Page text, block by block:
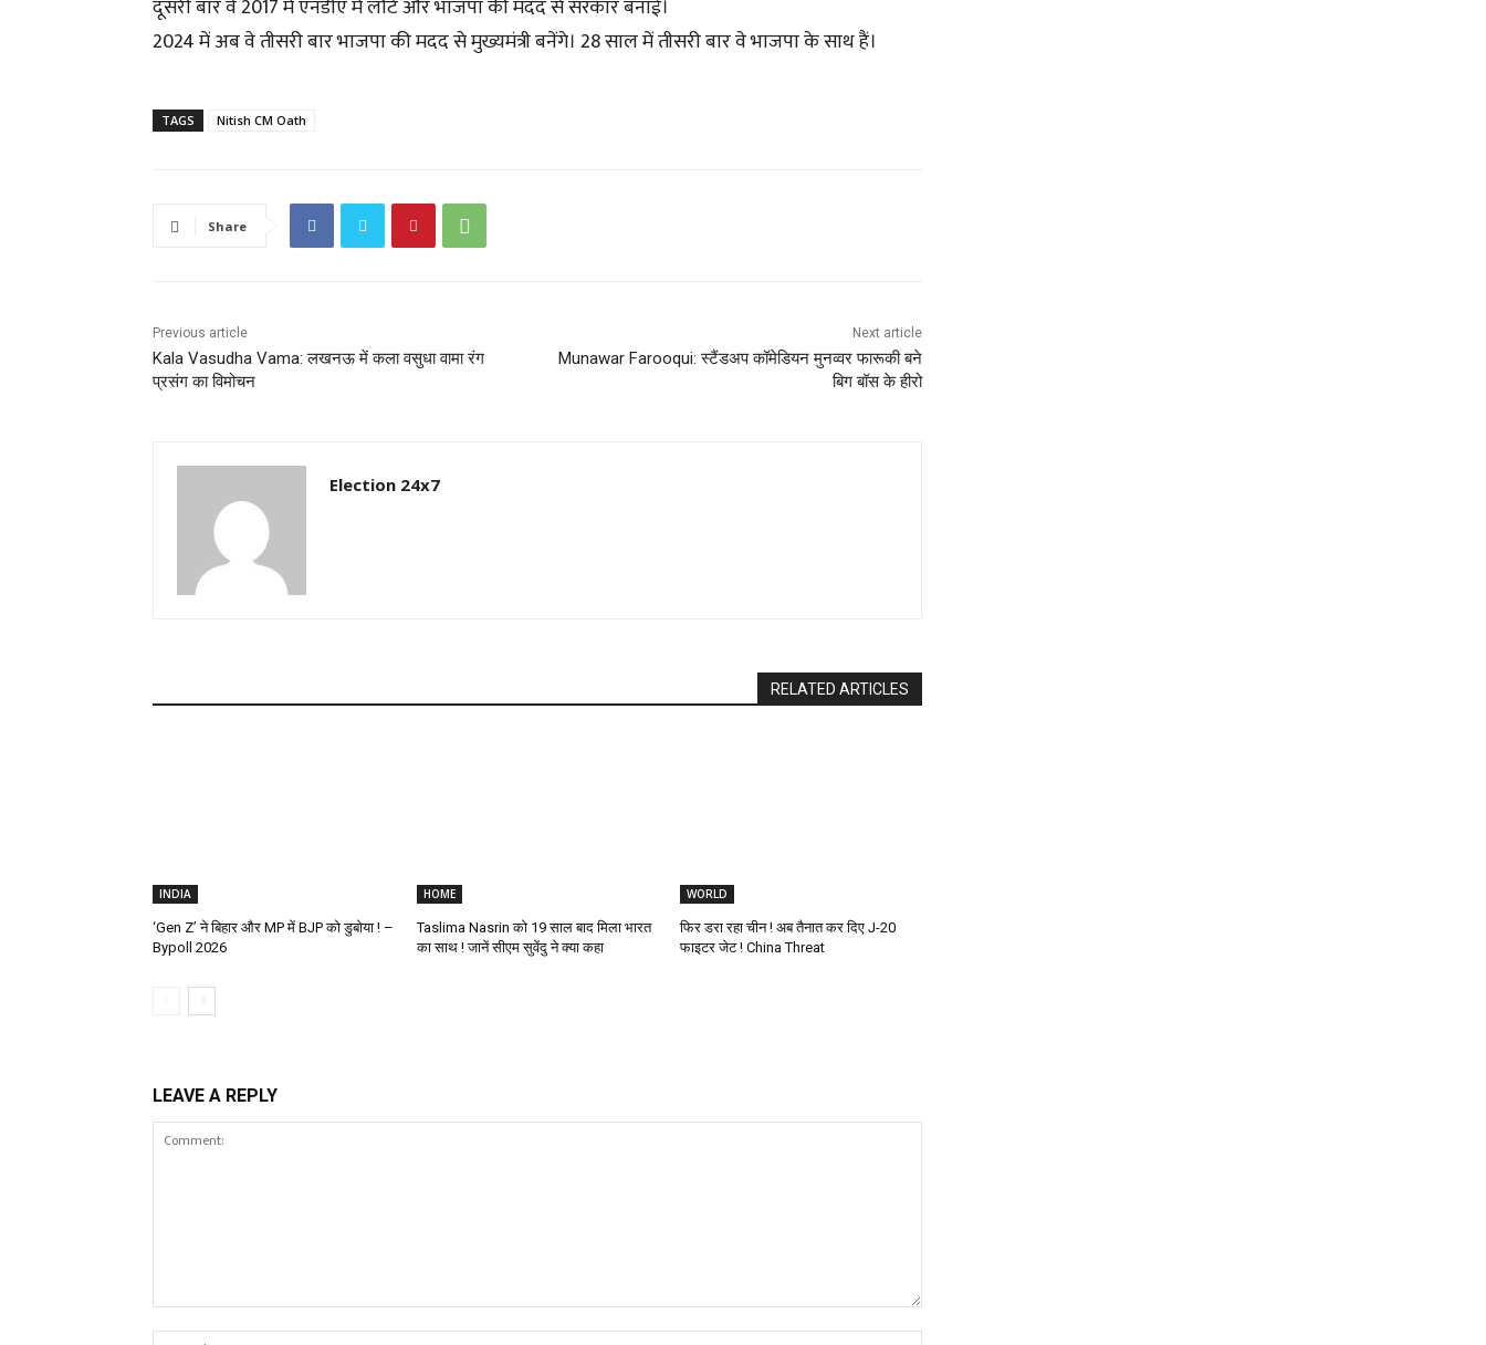
दूसरी बार वे 2017 में एनडीए में लौटे और भाजपा की मदद से सरकार बनाई।
2024 में अब वे तीसरी बार भाजपा की मदद से मुख्यमंत्री बनेंगे। 28 साल में तीसरी बार वे भाजपा के साथ हैं।
TAGS Nitish CM Oath
Share
Previous article
Kala Vasudha Vama: लखनऊ में कला वसुधा वामा रंग
प्रसंग का विमोचन
Next article
Munawar Farooqui: स्टैंडअप कॉमेडियन मुनव्वर फारूकी बने
बिग बॉस के हीरो
Election 24x7
RELATED ARTICLES
INDIA
‘Gen Z’ ने बिहार और MP में BJP को डुबोया ! –
Bypoll 2026
HOME
Taslima Nasrin को 19 साल बाद मिला भारत
का साथ ! जानें सीएम सुवेंदु ने क्या कहा
WORLD
फिर डरा रहा चीन ! अब तैनात कर दिए J-20
फाइटर जेट ! China Threat
LEAVE A REPLY
Comment: